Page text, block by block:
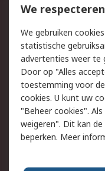
Bestellen
Track & Trace
Wettelijk
Cookiebeleid
Privacybeleid
Algemene
We
We gebruiken
statistische
advertenties weer te
Door op "Alles
toestemming voor
cookies. U kunt uw
"Beheer cookies".
weigeren". Dit kan
beperken. Meer